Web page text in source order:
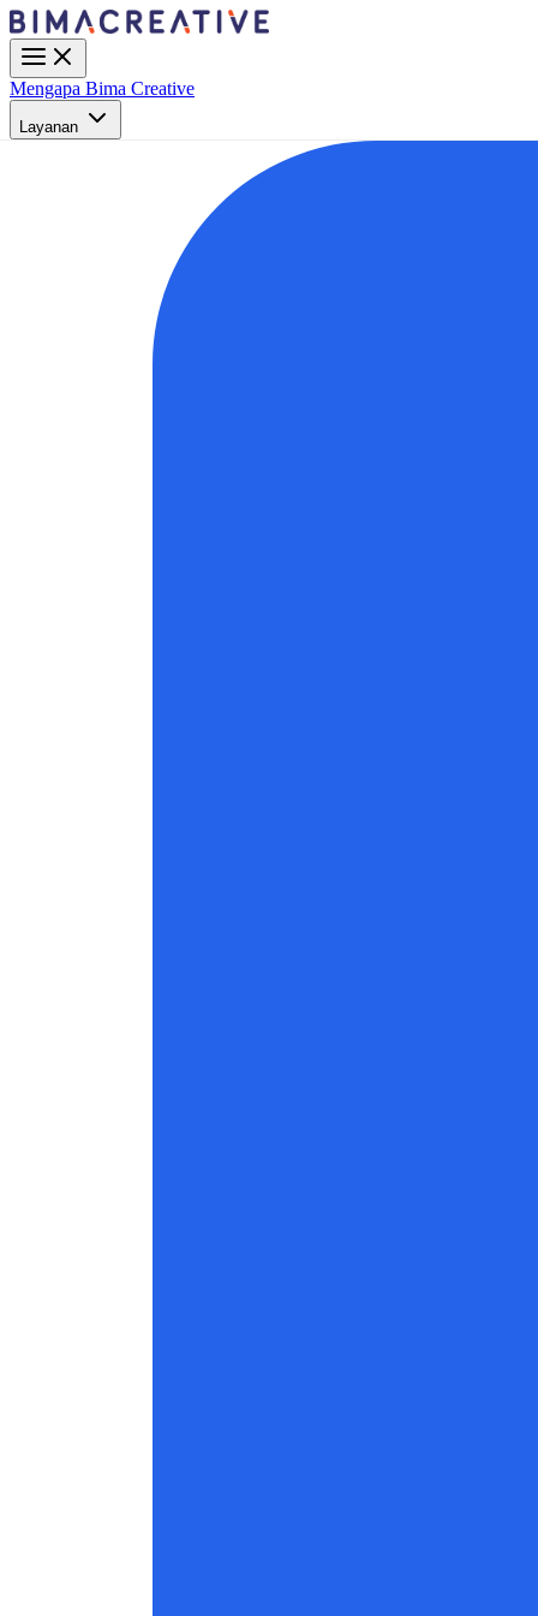
Mengapa Bima Creative
Layanan